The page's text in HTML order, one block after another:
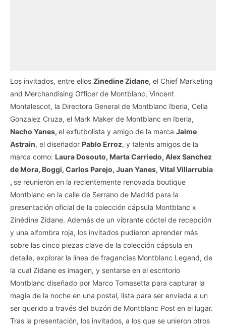
Los invitados, entre ellos Zinedine Zidane, el Chief Marketing
and Merchandising Officer de Montblanc, Vincent
Montalescot, la Directora General de Montblanc Iberia, Celia
Gonzalez Cruza, el Mark Maker de Montblanc en Iberia,
Nacho Yanes, el exfutbolista y amigo de la marca Jaime
Astrain, el diseñador Pablo Erroz, y talents amigos de la
marca como: Laura Dosouto, Marta Carriedo, Alex Sanchez
de Mora, Boggi, Carlos Parejo, Juan Yanes, Vital Villarrubia
, se reunieron en la recientemente renovada boutique
Montblanc en la calle de Serrano de Madrid para la
presentación oficial de la colección cápsula Montblanc x
Zinédine Zidane. Además de un vibrante cóctel de recepción
y una alfombra roja, los invitados pudieron aprender más
sobre las cinco piezas clave de la colección cápsula en
detalle, explorar la línea de fragancias Montblanc Legend, de
la cual Zidane es imagen, y sentarse en el escritorio
Montblanc diseñado por Marco Tomasetta para capturar la
magia de la noche en una postal, lista para ser enviada a un
ser querido a través del buzón de Montblanc Post en el lugar.
Tras la presentación, los invitados, a los que se unieron otros